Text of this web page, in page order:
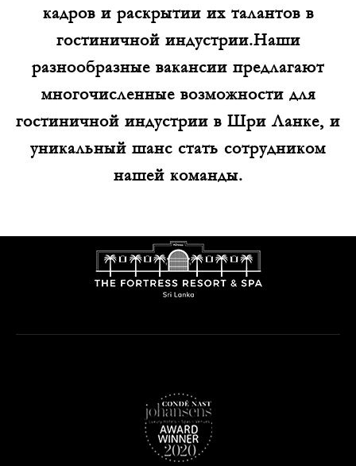
кадров и раскрытии их талантов в
гостиничной индустрии.Наши
разнообразные вакансии предлагают
многочисленные возможности для
гостиничной индустрии в Шри Ланке, и
уникальный шанс стать сотрудником
нашей команды.